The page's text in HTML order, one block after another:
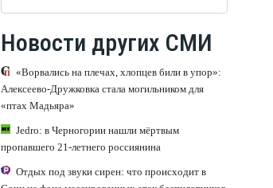
Новости других СМИ
«Ворвались на плечах, хлопцев били в упор»:
Алексеево-Дружковка стала могильником для
«птах Мадьяра»
Jedro: в Черногории нашли мёртвым
пропавшего 21-летнего россиянина
Отдых под звуки сирен: что происходит в